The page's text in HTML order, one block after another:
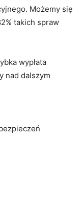
Możemy się
takich spraw
wypłata
nad dalszym